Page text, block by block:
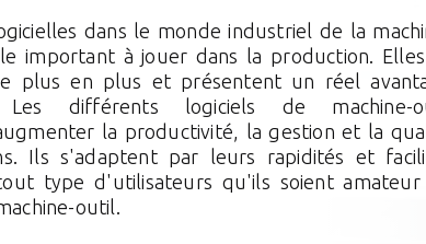
dans le monde industriel de la
important à jouer dans la production.
plus en plus et présentent un réel
Les différents logiciels de machine-
la productivité, la gestion et la
Ils s'adaptent par leurs rapidités et
type d'utilisateurs qu'ils soient amateur
outil.